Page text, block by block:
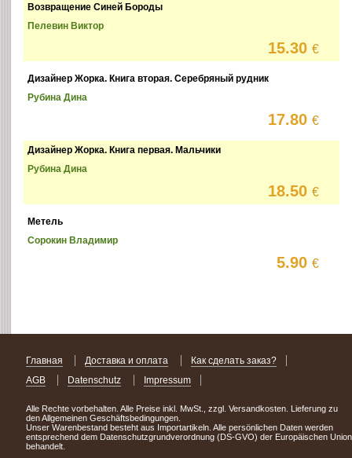
Возвращение Синей Бороды
Пелевин Виктор
15.30€
Дизайнер Жорка. Книга вторая. Серебряный рудник
Рубина Дина
17.80€
Дизайнер Жорка. Книга первая. Мальчики
Рубина Дина
18.50€
Метель
Сорокин Владимир
5.90€
Главная Доставка и оплата
Как сделать заказ?
AGB
Datenschutz Impressum
Alle Rechte vorbehalten. Alle Preise inkl. MwSt., zzgl. Versandkosten. Lieferung zu
den Allgemeinen Geschäftsbedingungen.
Unser Warenbestand besteht aus Importartikeln. Alle persönlichen Daten werden
entsprechend dem Datenschutzgrundverordnung (DS-GVO) der Europäischen Union
behandelt.